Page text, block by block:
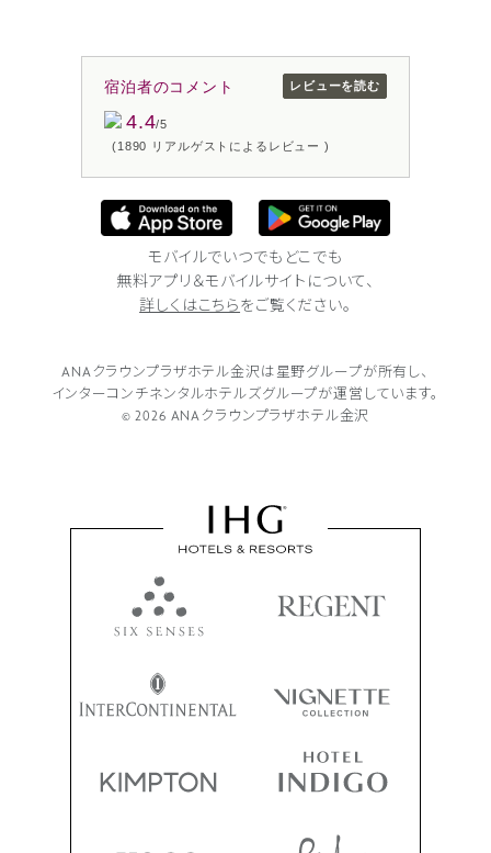
宿泊者のコメント
4.4/5
(1890 リアルゲストによるレビュー )
レビューを読む
モバイルでいつでもどこでも
無料アプリ＆モバイルサイトについて、
詳しくはこちら をご覧ください。
ANAクラウンプラザホテル金沢は 星野グループが所有し、
インターコンチネンタルホテルズグループが運営しています。
© 2026 ANAクラウンプラザホテル金沢